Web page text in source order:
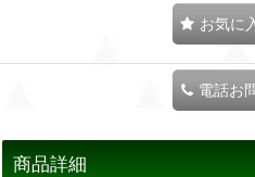
お気に
電話お
商品詳細